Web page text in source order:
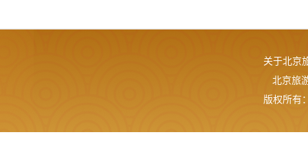
关于北京
北京旅
版权所有